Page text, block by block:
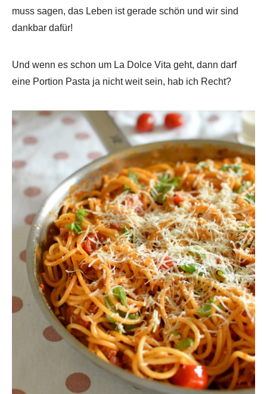
muss sagen, das Leben ist gerade schön und wir sind
dankbar dafür!
Und wenn es schon um La Dolce Vita geht, dann darf
eine Portion Pasta ja nicht weit sein, hab ich Recht?